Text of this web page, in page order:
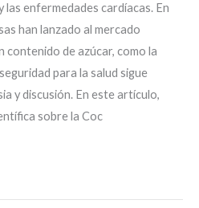
las enfermedades cardíacas. En
han lanzado al mercado
contenido de azúcar, como la
para la salud sigue
y discusión. En este artículo,
sobre la Coc